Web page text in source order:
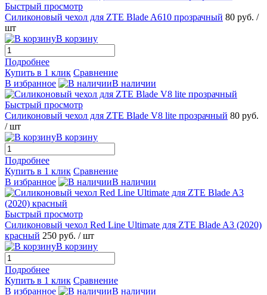
Быстрый просмотр
Силиконовый чехол для ZTE Blade A610 прозрачный 80 руб. /
шт
В корзину
Подробнее
Купить в 1 клик Сравнение
В избранное
В наличии
Быстрый просмотр
Силиконовый чехол для ZTE Blade V8 lite прозрачный 80 руб.
/ шт
В корзину
Подробнее
Купить в 1 клик Сравнение
В избранное
В наличии
Быстрый просмотр
Силиконовый чехол Red Line Ultimate для ZTE Blade A3 (2020)
красный 250 руб. / шт
В корзину
Подробнее
Купить в 1 клик Сравнение
В избранное
В наличии